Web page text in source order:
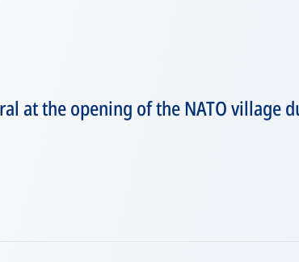
at the opening of the NATO village